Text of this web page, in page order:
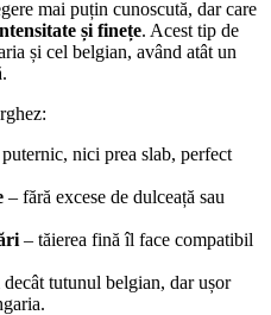
mai puțin cunoscută, dar care
și finețe. Acest tip de
și cel belgian, având atât un
nici prea slab, perfect
– fără excese de dulceață sau
– tăierea fină îl face compatibil
tutunul belgian, dar ușor